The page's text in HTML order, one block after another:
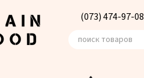
(073) 474-97-08